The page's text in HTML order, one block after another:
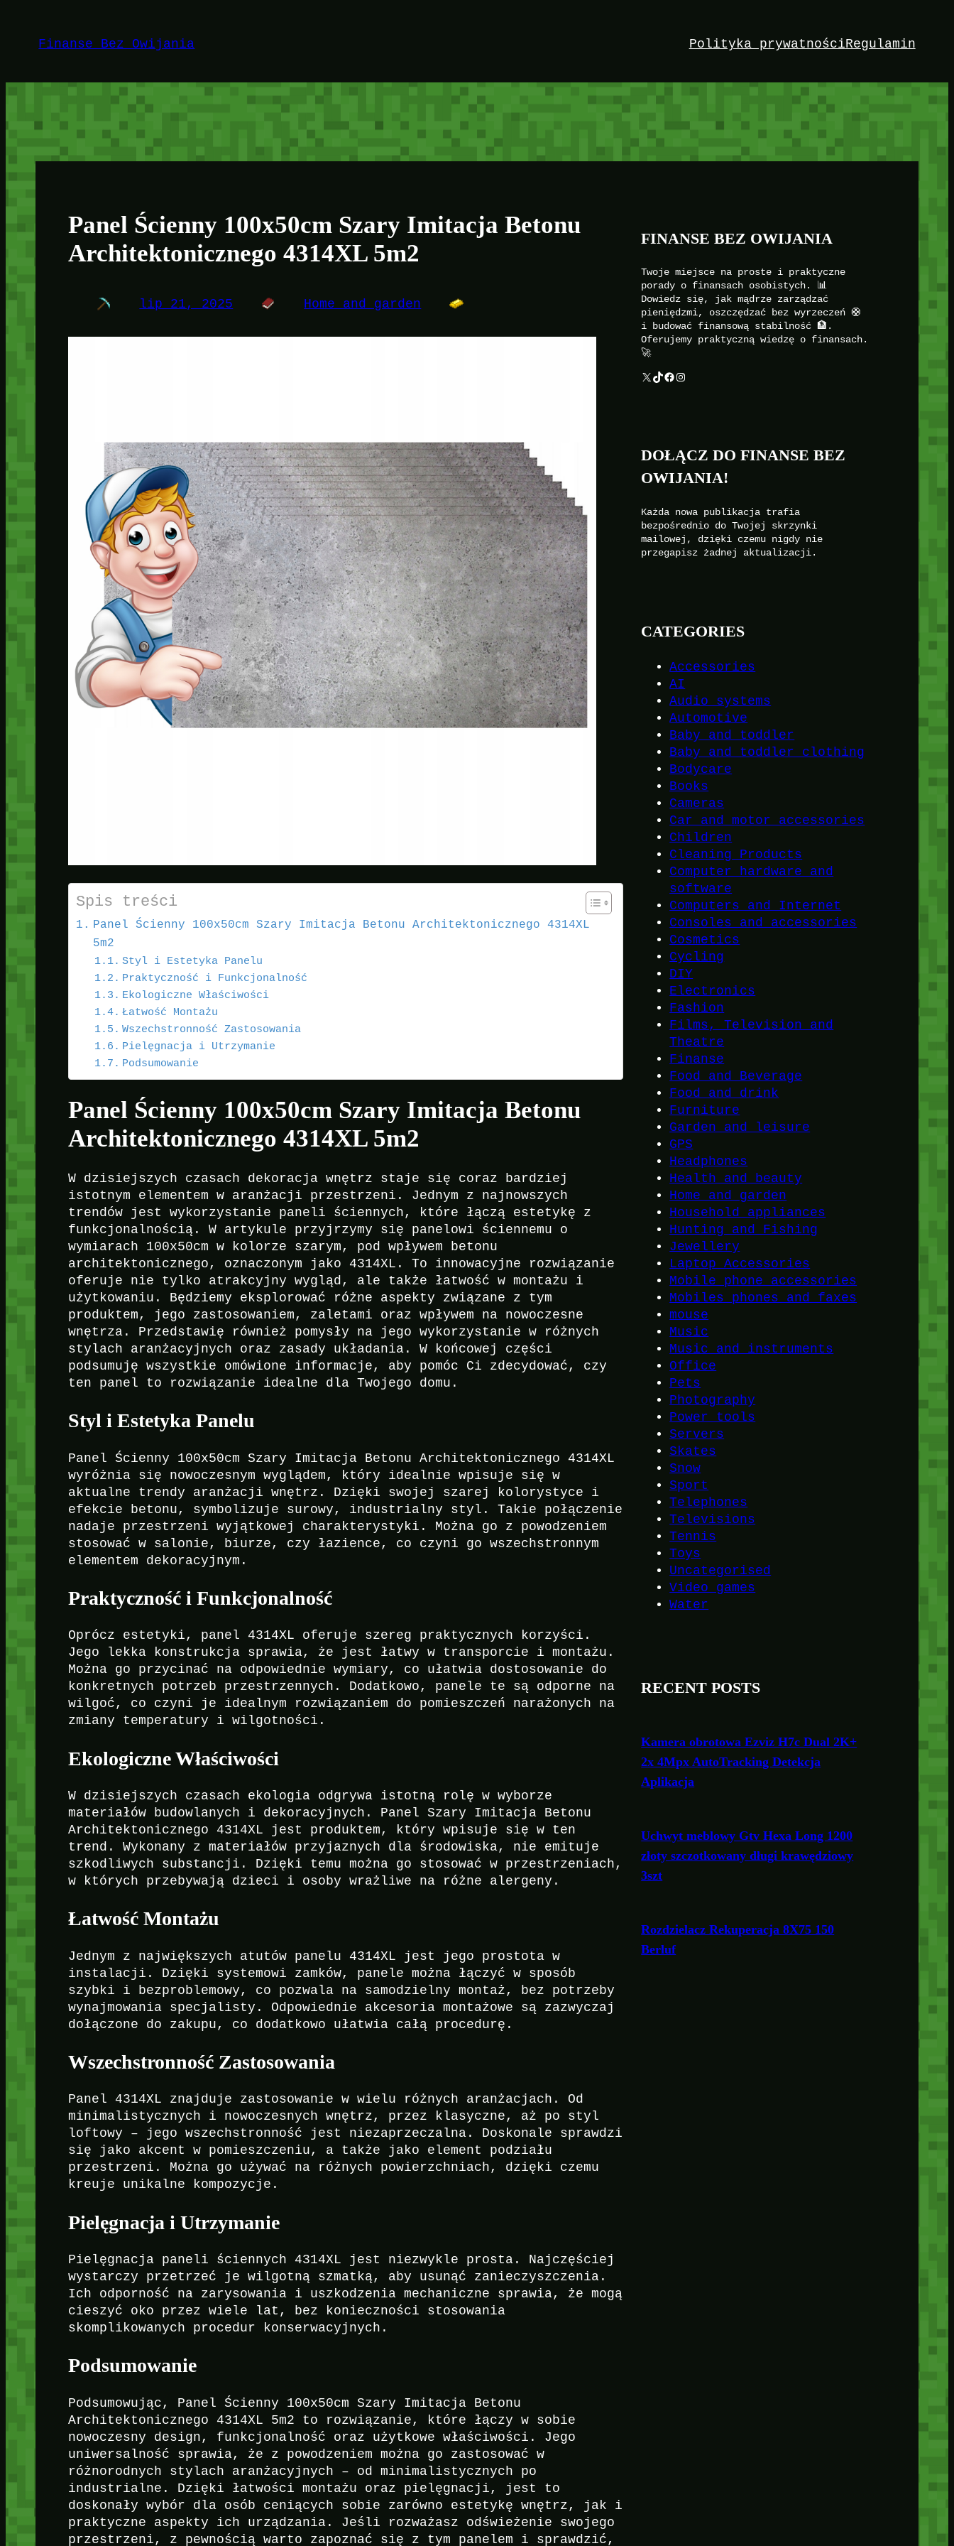
treściFinanse Bez Owijania Polityka prywatnościRegulamin
Panel Ścienny 100x50cm Szary Imitacja Betonu
Architektonicznego 4314XL 5m2
lip 21, 2025 Home and garden
Spis treści
Panel Ścienny 100x50cm Szary Imitacja Betonu Architektonicznego 4314XL
5m2
Styl i Estetyka Panelu
Praktyczność i Funkcjonalność
Ekologiczne Właściwości
Łatwość Montażu
Wszechstronność Zastosowania
Pielęgnacja i Utrzymanie
Podsumowanie
Panel Ścienny 100x50cm Szary Imitacja Betonu
Architektonicznego 4314XL 5m2
W dzisiejszych czasach dekoracja wnętrz staje się coraz bardziej
istotnym elementem w aranżacji przestrzeni. Jednym z najnowszych
trendów jest wykorzystanie paneli ściennych, które łączą estetykę z
funkcjonalnością. W artykule przyjrzymy się panelowi ściennemu o
wymiarach 100x50cm w kolorze szarym, pod wpływem betonu
architektonicznego, oznaczonym jako 4314XL. To innowacyjne rozwiązanie
oferuje nie tylko atrakcyjny wygląd, ale także łatwość w montażu i
użytkowaniu. Będziemy eksplorować różne aspekty związane z tym
produktem, jego zastosowaniem, zaletami oraz wpływem na nowoczesne
wnętrza. Przedstawię również pomysły na jego wykorzystanie w różnych
stylach aranżacyjnych oraz zasady układania. W końcowej części
podsumuję wszystkie omówione informacje, aby pomóc Ci zdecydować, czy
ten panel to rozwiązanie idealne dla Twojego domu.
Styl i Estetyka Panelu
Panel Ścienny 100x50cm Szary Imitacja Betonu Architektonicznego 4314XL
wyróżnia się nowoczesnym wyglądem, który idealnie wpisuje się w
aktualne trendy aranżacji wnętrz. Dzięki swojej szarej kolorystyce i
efekcie betonu, symbolizuje surowy, industrialny styl. Takie połączenie
nadaje przestrzeni wyjątkowej charakterystyki. Można go z powodzeniem
stosować w salonie, biurze, czy łazience, co czyni go wszechstronnym
elementem dekoracyjnym.
Praktyczność i Funkcjonalność
Oprócz estetyki, panel 4314XL oferuje szereg praktycznych korzyści.
Jego lekka konstrukcja sprawia, że jest łatwy w transporcie i montażu.
Można go przycinać na odpowiednie wymiary, co ułatwia dostosowanie do
konkretnych potrzeb przestrzennych. Dodatkowo, panele te są odporne na
wilgoć, co czyni je idealnym rozwiązaniem do pomieszczeń narażonych na
zmiany temperatury i wilgotności.
Ekologiczne Właściwości
W dzisiejszych czasach ekologia odgrywa istotną rolę w wyborze
materiałów budowlanych i dekoracyjnych. Panel Szary Imitacja Betonu
Architektonicznego 4314XL jest produktem, który wpisuje się w ten
trend. Wykonany z materiałów przyjaznych dla środowiska, nie emituje
szkodliwych substancji. Dzięki temu można go stosować w przestrzeniach,
w których przebywają dzieci i osoby wrażliwe na różne alergeny.
Łatwość Montażu
Jednym z największych atutów panelu 4314XL jest jego prostota w
instalacji. Dzięki systemowi zamków, panele można łączyć w sposób
szybki i bezproblemowy, co pozwala na samodzielny montaż, bez potrzeby
wynajmowania specjalisty. Odpowiednie akcesoria montażowe są zazwyczaj
dołączone do zakupu, co dodatkowo ułatwia całą procedurę.
Wszechstronność Zastosowania
Panel 4314XL znajduje zastosowanie w wielu różnych aranżacjach. Od
minimalistycznych i nowoczesnych wnętrz, przez klasyczne, aż po styl
loftowy – jego wszechstronność jest niezaprzeczalna. Doskonale sprawdzi
się jako akcent w pomieszczeniu, a także jako element podziału
przestrzeni. Można go używać na różnych powierzchniach, dzięki czemu
kreuje unikalne kompozycje.
Pielęgnacja i Utrzymanie
Pielęgnacja paneli ściennych 4314XL jest niezwykle prosta. Najczęściej
wystarczy przetrzeć je wilgotną szmatką, aby usunąć zanieczyszczenia.
Ich odporność na zarysowania i uszkodzenia mechaniczne sprawia, że mogą
cieszyć oko przez wiele lat, bez konieczności stosowania
skomplikowanych procedur konserwacyjnych.
Podsumowanie
Podsumowując, Panel Ścienny 100x50cm Szary Imitacja Betonu
Architektonicznego 4314XL 5m2 to rozwiązanie, które łączy w sobie
nowoczesny design, funkcjonalność oraz użytkowe właściwości. Jego
uniwersalność sprawia, że z powodzeniem można go zastosować w
różnorodnych stylach aranżacyjnych – od minimalistycznych po
industrialne. Dzięki łatwości montażu oraz pielęgnacji, jest to
doskonały wybór dla osób ceniących sobie zarówno estetykę wnętrz, jak i
praktyczne aspekty ich urządzania. Jeśli rozważasz odświeżenie swojego
przestrzeni, z pewnością warto zapoznać się z tym panelem i sprawdzić,
FINANSE BEZ OWIJANIA
Twoje miejsce na proste i praktyczne
porady o finansach osobistych. 📊
Dowiedz się, jak mądrze zarządzać
pieniędzmi, oszczędzać bez wyrzeczeń 🛟
i budować finansową stabilność 🏦.
Oferujemy praktyczną wiedzę o finansach.
🚀
X TikTok Facebook Instagram
DOŁĄCZ DO FINANSE BEZ
OWIJANIA!
Każda nowa publikacja trafia
bezpośrednio do Twojej skrzynki
mailowej, dzięki czemu nigdy nie
przegapisz żadnej aktualizacji.
CATEGORIES
Accessories
AI
Audio systems
Automotive
Baby and toddler
Baby and toddler clothing
Bodycare
Books
Cameras
Car and motor accessories
Children
Cleaning Products
Computer hardware and
software
Computers and Internet
Consoles and accessories
Cosmetics
Cycling
DIY
Electronics
Fashion
Films, Television and
Theatre
Finanse
Food and Beverage
Food and drink
Furniture
Garden and leisure
GPS
Headphones
Health and beauty
Home and garden
Household appliances
Hunting and Fishing
Jewellery
Laptop Accessories
Mobile phone accessories
Mobiles phones and faxes
mouse
Music
Music and instruments
Office
Pets
Photography
Power tools
Servers
Skates
Snow
Sport
Telephones
Televisions
Tennis
Toys
Uncategorised
Video games
Water
RECENT POSTS
Kamera obrotowa Ezviz H7c Dual 2K+
2x 4Mpx AutoTracking Detekcja
Aplikacja
Uchwyt meblowy Gtv Hexa Long 1200
złoty szczotkowany długi krawędziowy
3szt
Rozdzielacz Rekuperacja 8X75 150
Berluf